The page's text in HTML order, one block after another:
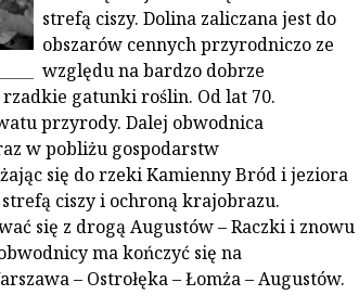
strefą ciszy. Dolina zaliczana jest do
obszarów cennych przyrodniczo ze
względu na bardzo dobrze
gatunki roślin. Od lat 70.
przyrody. Dalej obwodnica
w pobliżu gospodarstw
się do rzeki Kamienny Bród i jeziora
ciszy i ochroną krajobrazu.
się z drogą Augustów – Raczki i znowu
ma kończyć się na
– Ostrołęka – Łomża – Augustów.